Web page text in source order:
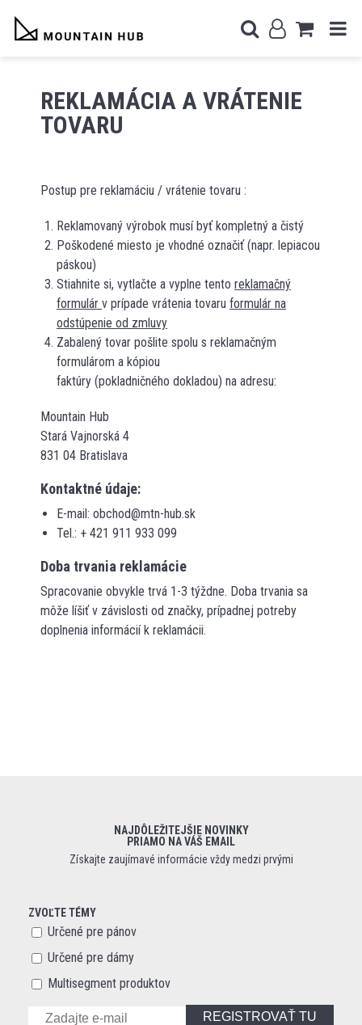
REKLAMÁCIA A VRÁTENIE
TOVARU
Postup pre reklamáciu / vrátenie tovaru :
Reklamovaný výrobok musí byť kompletný a čistý
Poškodené miesto je vhodné označiť (napr. lepiacou
páskou)
Stiahnite si, vytlačte a vyplne tento reklamačný
formulár v prípade vrátenia tovaru formulár na
odstúpenie od zmluvy
Zabalený tovar pošlite spolu s reklamačným
formulárom a kópiou
faktúry (pokladničného dokladou) na adresu:
Mountain Hub
Stará Vajnorská 4
831 04 Bratislava
Kontaktné údaje:
E-mail: obchod@mtn-hub.sk
Tel.: + 421 911 933 099
Doba trvania reklamácie
Spracovanie obvykle trvá 1-3 týždne. Doba trvania sa
môže líšiť v závislosti od značky, prípadnej potreby
doplnenia informácií k reklamácii.
NAJDÔLEŽITEJŠIE NOVINKY
PRIAMO NA VÁŠ EMAIL
Získajte zaujímavé informácie vždy medzi prvými
ZVOĽTE TÉMY
Určené pre pánov
Určené pre dámy
Multisegment produktov
REGISTROVAŤ TU